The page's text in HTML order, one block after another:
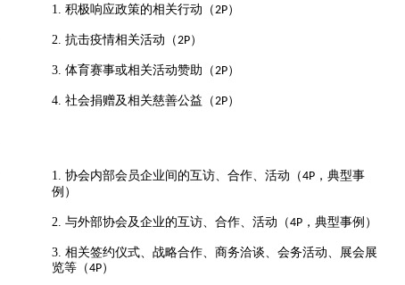
1. 积极响应政策的相关行动（2P）
2. 抗击疫情相关活动（2P）
3. 体育赛事或相关活动赞助（2P）
4. 社会捐赠及相关慈善公益（2P）
1. 协会内部会员企业间的互访、合作、活动（4P ，典型事
例）
2. 与外部协会及企业的互访、合作、活动（4P ，典型事例）
3. 相关签约仪式、战略合作、商务洽谈、会务活动、展会展
览等（4P）